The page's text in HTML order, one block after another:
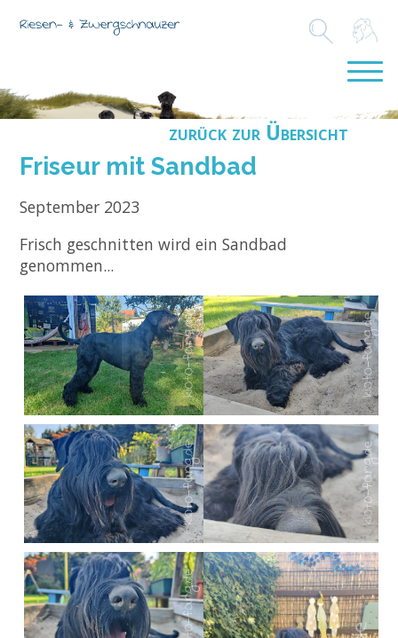
zurück zur Übersicht
Friseur mit Sandbad
September 2023
Frisch geschnitten wird ein Sandbad
genommen...